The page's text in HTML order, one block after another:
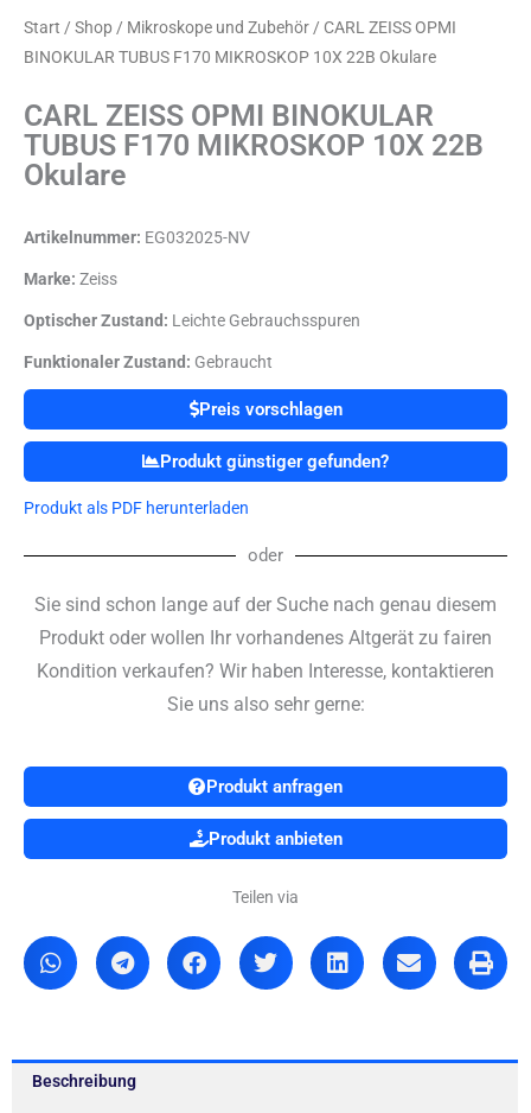
Start / Shop / Mikroskope und Zubehör / CARL ZEISS OPMI
BINOKULAR TUBUS F170 MIKROSKOP 10X 22B Okulare
CARL ZEISS OPMI BINOKULAR
TUBUS F170 MIKROSKOP 10X 22B
Okulare
Artikelnummer: EG032025-NV
Marke: Zeiss
Optischer Zustand: Leichte Gebrauchsspuren
Funktionaler Zustand: Gebraucht
Preis vorschlagen
Produkt günstiger gefunden?
Produkt als PDF herunterladen
oder
Sie sind schon lange auf der Suche nach genau diesem
Produkt oder wollen Ihr vorhandenes Altgerät zu fairen
Kondition verkaufen? Wir haben Interesse, kontaktieren
Sie uns also sehr gerne:
Produkt anfragen
Produkt anbieten
Teilen via
Beschreibung